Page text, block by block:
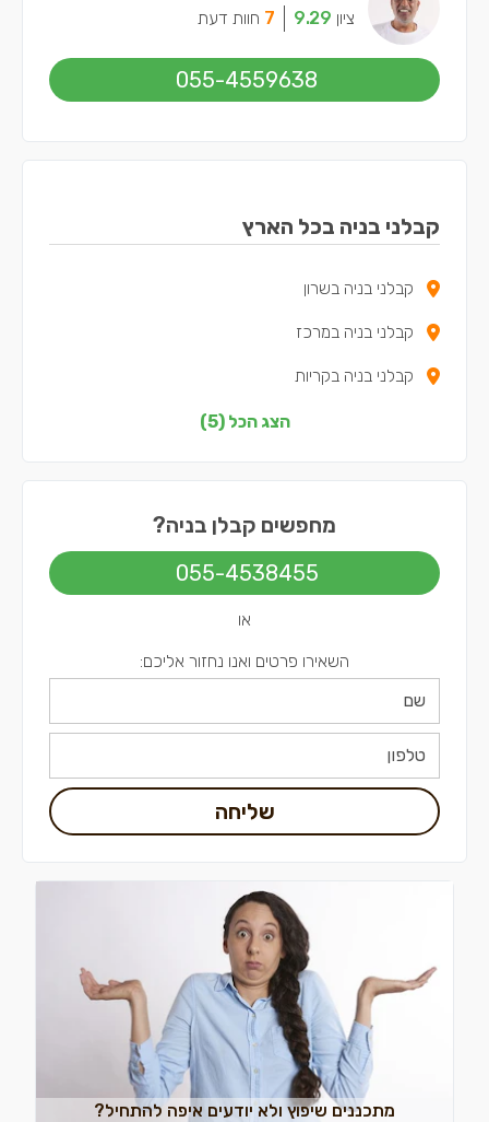
ציון 9.29
7 חוות דעת
055-4559638
קבלני בניה בכל הארץ
קבלני בניה בשרון
קבלני בניה במרכז
קבלני בניה בקריות
קבלני בניה בשפלה
הצג הכל (5)
מחפשים קבלן בניה?
055-4538455
או
השאירו פרטים ואנו נחזור אליכם:
שליחה
מתכננים שיפוץ ולא יודעים איפה להתחיל?